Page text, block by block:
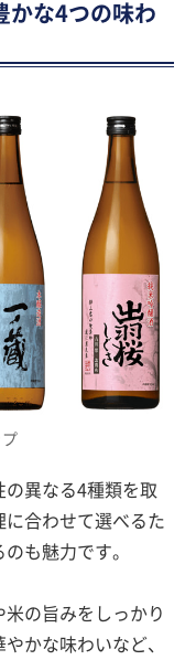
かな4つの味わ
の異なる4種類を取
に合わせて選べるた
も魅力です。
の旨みをしっかり
かな味わいなど、